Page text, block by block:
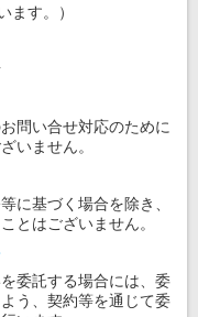
ます。）
問い合せ対応のために
いません。
に基づく場合を除き、
とはございません。
委託する場合には、委
う、契約等を通じて委